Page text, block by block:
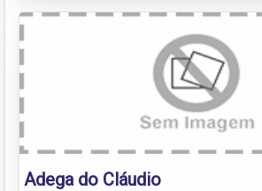
Adega do Cláudio